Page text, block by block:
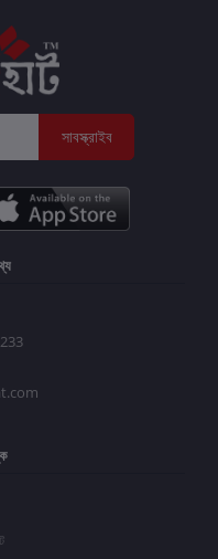
সাবস্ক্রাইব